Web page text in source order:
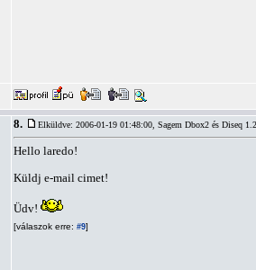
8. Elküldve: 2006-01-19 01:48:00, Sagem Dbox2 és Diseq
Hello laredo!
Küldj e-mail cimet!
Üdv!
[válaszok erre: #9]